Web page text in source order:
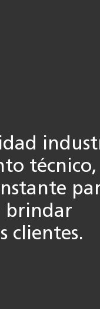
técnico,
brindar
clientes.